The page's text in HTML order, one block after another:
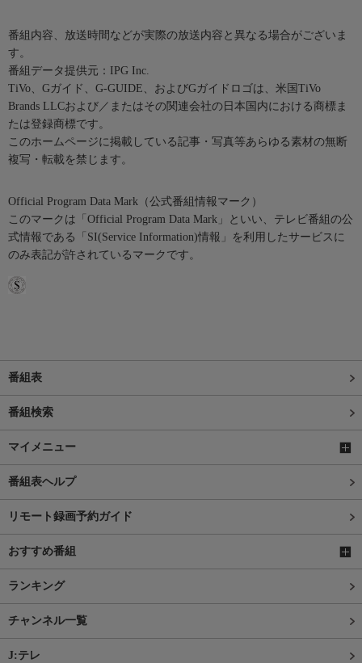
番組内容、放送時間などが実際の放送内容と異なる場合がございま
す。
番組データ提供元：IPG Inc.
TiVo、Gガイド、G-GUIDE、およびGガイドロゴは、米国TiVo
Brands LLCおよび／またはその関連会社の日本国内における商標ま
たは登録商標です。
このホームページに掲載している記事・写真等あらゆる素材の無断
複写・転載を禁じます。
Official Program Data Mark（公式番組情報マーク）
このマークは「Official Program Data Mark」といい、テレビ番組の公
式情報である「SI(Service Information)情報」を利用したサービスに
のみ表記が許されているマークです。
番組表
番組検索
マイメニュー
番組表ヘルプ
リモート録画予約ガイド
おすすめ番組
ランキング
チャンネル一覧
J:テレ